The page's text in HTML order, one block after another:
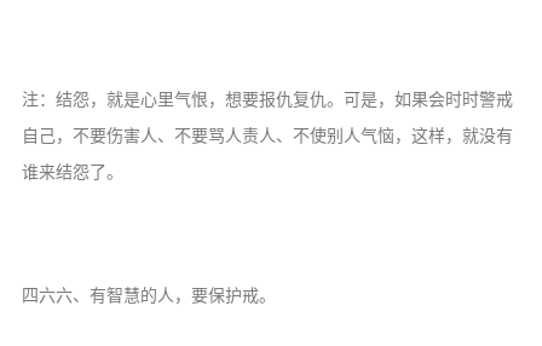
注：结怨，就是心里气恨，想要报仇复仇。可是，如果会时时警戒
自己，不要伤害人、不要骂人责人、不使别人气恼，这样，就没有
谁来结怨了。
四六六、有智慧的人，要保护戒。